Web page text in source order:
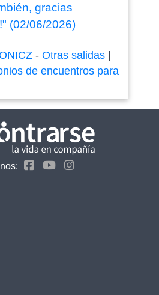
gracias
(02/06/2026)
- Otras salidas|
de encuentros para